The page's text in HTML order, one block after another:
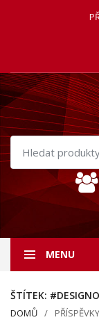
Hledat
produkty
MENU
ŠTÍTEK:
DOMŮ